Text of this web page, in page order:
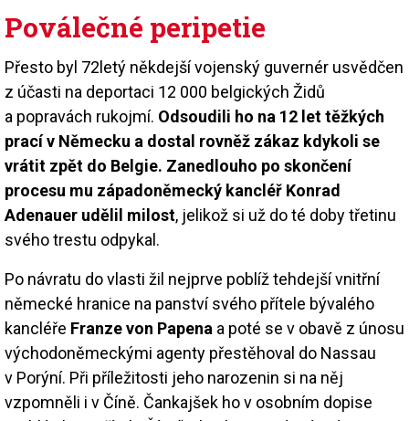
Poválečné peripetie
Přesto byl 72letý někdejší vojenský guvernér usvědčen
z účasti na deportaci 12 000 belgických Židů
a popravách rukojmí. Odsoudili ho na 12 let těžkých
prací v Německu a dostal rovněž zákaz kdykoli se
vrátit zpět do Belgie. Zanedlouho po skončení
procesu mu západoněmecký kancléř Konrad
Adenauer udělil milost, jelikož si už do té doby třetinu
svého trestu odpykal.
Po návratu do vlasti žil nejprve poblíž tehdejší vnitřní
německé hranice na panství svého přítele bývalého
kancléře Franze von Papena a poté se v obavě z únosu
východoněmeckými agenty přestěhoval do Nassau
v Porýní. Při příležitosti jeho narozenin si na něj
vzpomněli i v Číně. Čankajšek ho v osobním dopise